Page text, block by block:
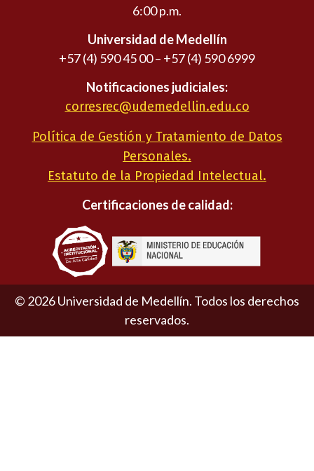
6:00 p.m.
Universidad de Medellín
+57 (4) 590 45 00 – +57 (4) 590 6999
Notificaciones judiciales:
corresrec@udemedellin.edu.co
Política de Gestión y Tratamiento de Datos
Personales.
Estatuto de la Propiedad Intelectual.
Certificaciones de calidad:
© 2026Universidad de Medellín. Todos los derechos
reservados.